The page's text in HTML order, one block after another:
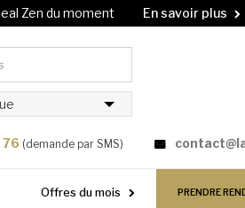
Zen du moment
En savoir plus
76 (demande par SMS)
Offres du mois PRENDRE